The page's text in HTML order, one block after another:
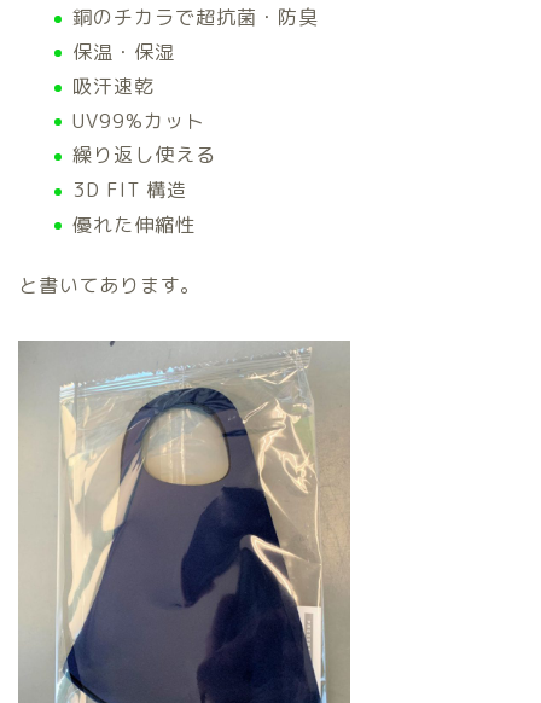
銅のチカラで超抗菌・防臭
保温・保湿
吸汗速乾
UV99%カット
繰り返し使える
3D FIT 構造
優れた伸縮性
と書いてあります。